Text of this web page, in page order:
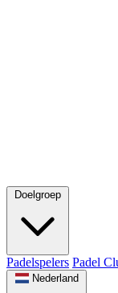
Doelgroep
Padelspelers Padel
Nederland